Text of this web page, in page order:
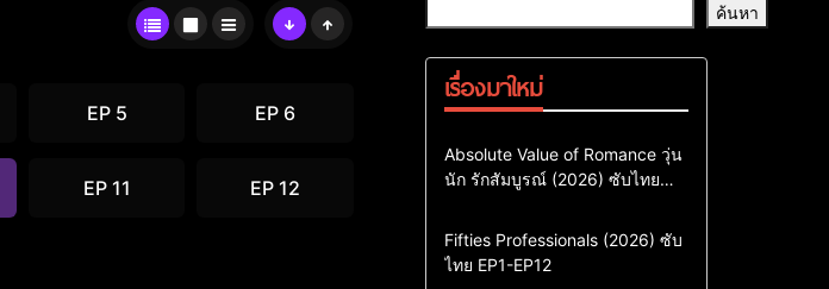
EP 5 EP 6
EP 11 EP 12
ค้นหา
เรื่องมาใหม่
Comedy Drama
ซีรี่ย์เกาหลี
ซีรี่ย์เกาหลีซับไทย
Absolute Value of Romance วุ่น
นัก รักสัมบูรณ์ (2026) ซับไทย
Action & Adventure
Comedy
Drama
ซีรี่ย์เกาหลี
Fifties Professionals (2026) ซับ
ไทย EP1-EP12